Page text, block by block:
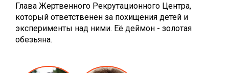
Глава Жертвенного Рекрутационного Центра,
который ответственен за похищения детей и
эксперименты над ними. Её деймон - золотая
обезьяна.